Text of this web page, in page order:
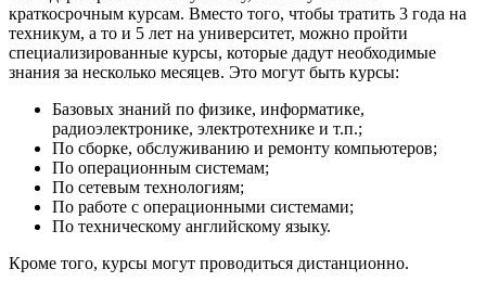
краткосрочным курсам. Вместо того, чтобы тратить 3 года на
техникум, а то и 5 лет на университет, можно пройти
специализированные курсы, которые дадут необходимые
знания за несколько месяцев. Это могут быть курсы:
Базовых знаний по физике, информатике,
радиоэлектронике, электротехнике и т.п.;
По сборке, обслуживанию и ремонту компьютеров;
По операционным системам;
По сетевым технологиям;
По работе с операционными системами;
По техническому английскому языку.
Кроме того, курсы могут проводиться дистанционно.